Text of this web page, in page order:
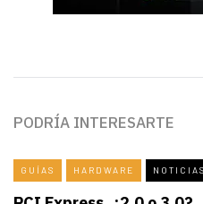
PODRÍA INTERESARTE
GUÍAS HARDWARE NOTICIAS